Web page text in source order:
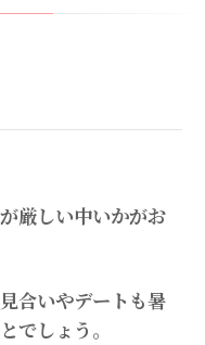
厳しい中いかがお
合いやデートも暑
でしょう。